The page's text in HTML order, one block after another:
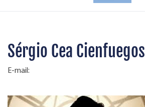
Sérgio Cea Cienfuegos
E-mail: